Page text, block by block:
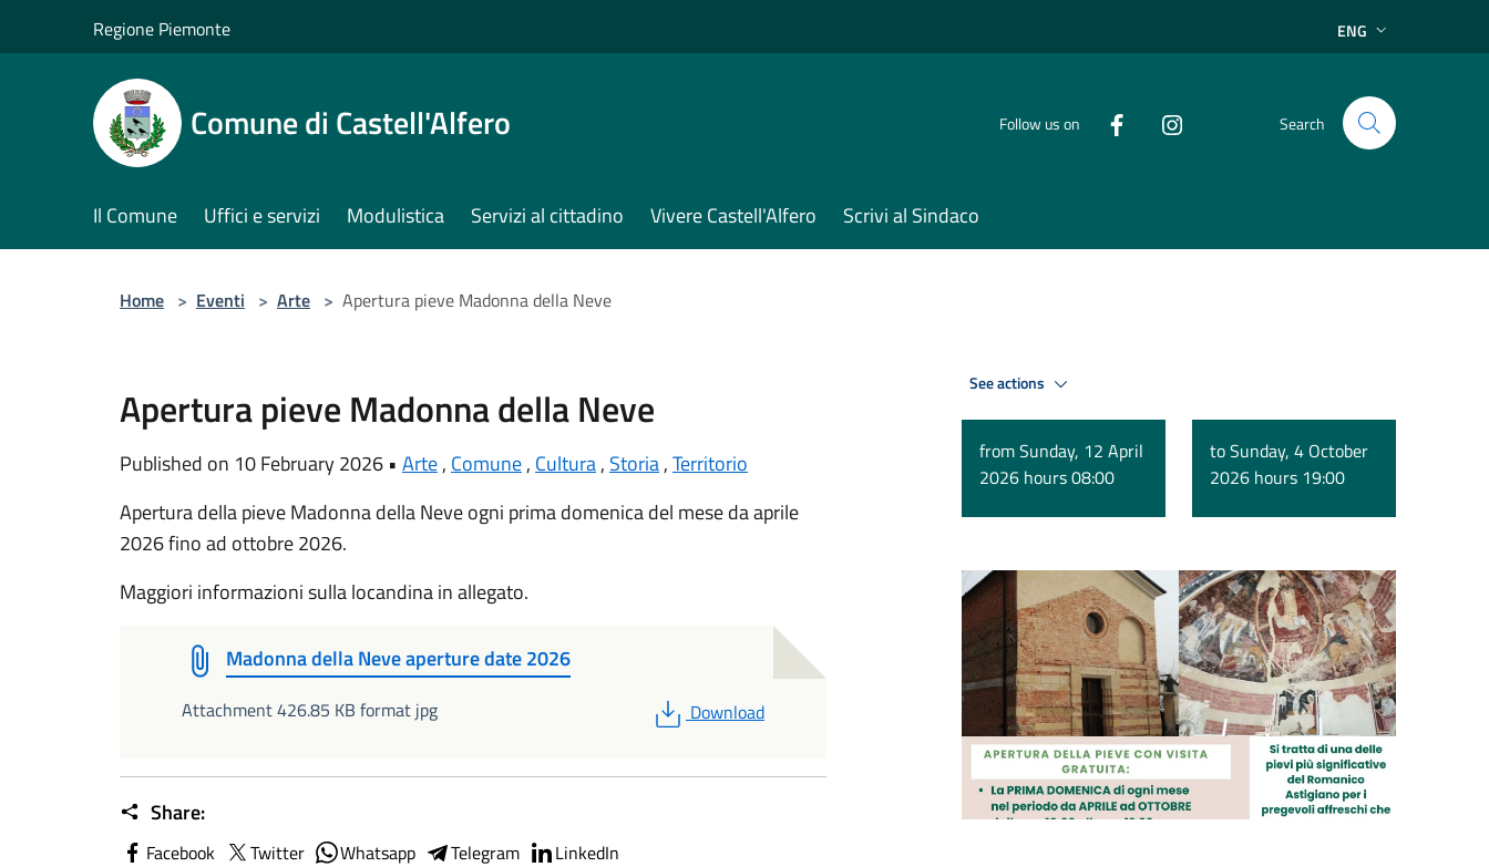
Regione Piemonte ENG
Comune di Castell'Alfero Follow us on Search
Il Comune Uffici e servizi Modulistica Servizi al cittadino Vivere Castell'Alfero Scrivi al Sindaco
Home > Eventi > Arte > Apertura pieve Madonna della Neve
Apertura pieve Madonna della Neve
Published on 10 February 2026 • Arte, Comune, Cultura, Storia,Territorio
Apertura della pieve Madonna della Neve ogni prima domenica del mese da aprile
2026 fino ad ottobre 2026.
Maggiori informazioni sulla locandina in allegato.
Madonna della Neve aperture date 2026
Attachment 426.85 KB format jpg PDF
Download
Share:
Facebook Twitter Whatsapp Telegram LinkedIn
See actions
from Sunday, 12 April
2026 hours 08:00
to Sunday, 4 October
2026 hours 19:00